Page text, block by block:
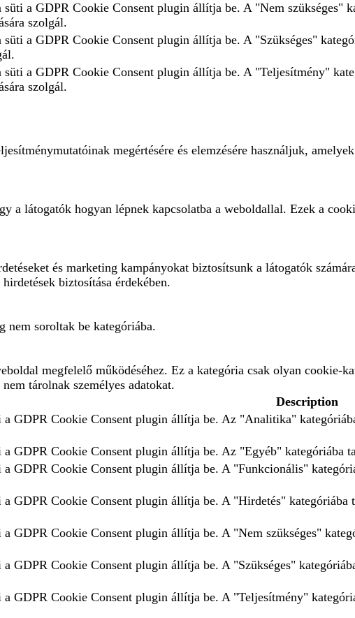
süti a GDPR Cookie Consent plugin állítja be. A "Nem szükséges"
szolgál.
süti a GDPR Cookie Consent plugin állítja be. A "Szükséges"
süti a GDPR Cookie Consent plugin állítja be. A "Teljesítmény"
szolgál.
megértésére és elemzésére használjuk,
a látogatók hogyan lépnek kapcsolatba a weboldallal. Ezek a
és marketing kampányokat biztosítsunk a látogatók
biztosítása érdekében.
nem soroltak be kategóriába.
megfelelő működéséhez. Ez a kategória csak olyan cookie-
tárolnak személyes adatokat.
Description
a GDPR Cookie Consent plugin állítja be. Az "Analitika"
a GDPR Cookie Consent plugin állítja be. Az "Egyéb" kategóriába
a GDPR Cookie Consent plugin állítja be. A "Funkcionális"
a GDPR Cookie Consent plugin állítja be. A "Hirdetés" kategóriába
a GDPR Cookie Consent plugin állítja be. A "Nem szükséges"
a GDPR Cookie Consent plugin állítja be. A "Szükséges"
a GDPR Cookie Consent plugin állítja be. A "Teljesítmény"